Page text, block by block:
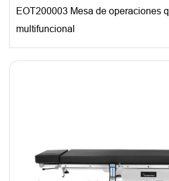
EOT200003 Mesa de operaciones
multifuncional